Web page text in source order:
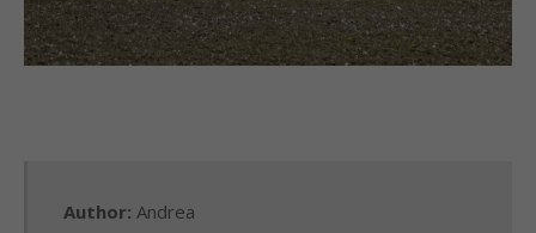
Author: Andrea